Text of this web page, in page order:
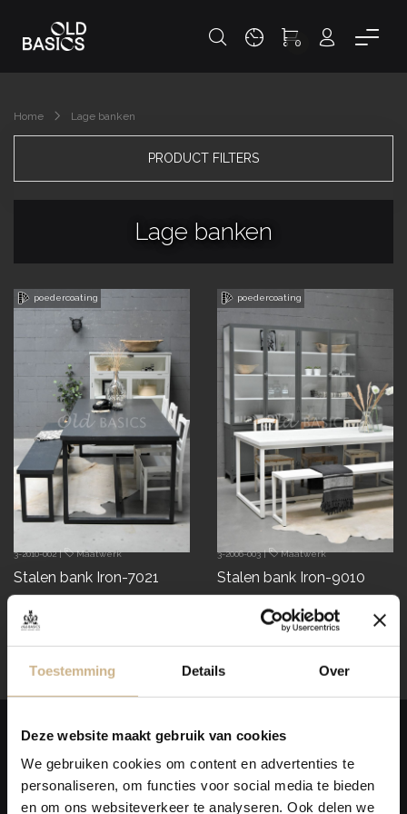
Toestemming Details Over
Deze website maakt gebruik van cookies
We gebruiken cookies om content en advertenties te
personaliseren, om functies voor social media te bieden
en om ons websiteverkeer te analyseren. Ook delen we
0
Home Lage banken
PRODUCT FILTERS
Lage banken
poedercoating
3-2010-002| Maatwerk
Stalen bank Iron-7021
€ 395.00
poedercoating
3-2006-003| Maatwerk
Stalen bank Iron-9010
€ 395.00
Weergave 2van 2 producten
LAGE BANKEN
In het assortiment van Old BASICS vind je een steeds wisselend
assortiment lage banken. Vaak oude houten banken met een